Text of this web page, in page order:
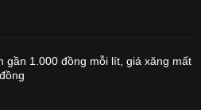
gần 1.000 đồng mỗi lít, giá xăng mất